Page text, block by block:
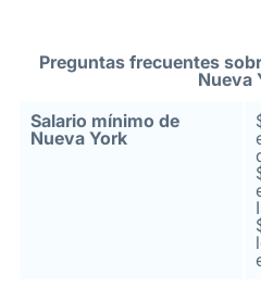
Preguntas frecuentes
Nueva
Salario mínimo de
Nueva York